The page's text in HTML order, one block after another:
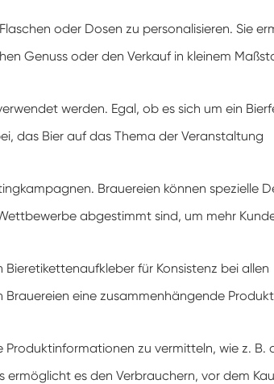
oder Dosen zu personalisieren. Sie
Genuss oder den Verkauf in kleinem
werden. Egal, ob es sich um ein
das Bier auf das Thema der Veranstaltung
Brauereien können spezielle
abgestimmt sind, um mehr
Bieretikettenaufkleber für Konsistenz bei allen
eine zusammenhängende
zu vermitteln, wie z. B.
es den Verbrauchern, vor dem